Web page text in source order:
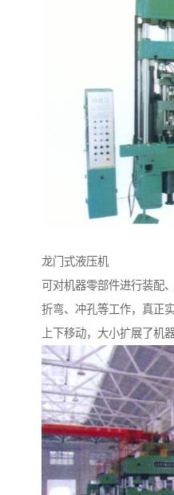
龙门式液压机
可对机器零部件进行装配
折弯、冲孔等工作，真正
上下移动，大小扩展了机